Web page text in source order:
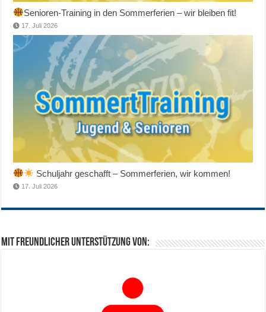
Senioren-Training in den Sommerferien – wir bleiben fit!
17. Juli 2026
Schuljahr geschafft – Sommerferien, wir kommen!
17. Juli 2026
Mit freundlicher Unterstützung von: